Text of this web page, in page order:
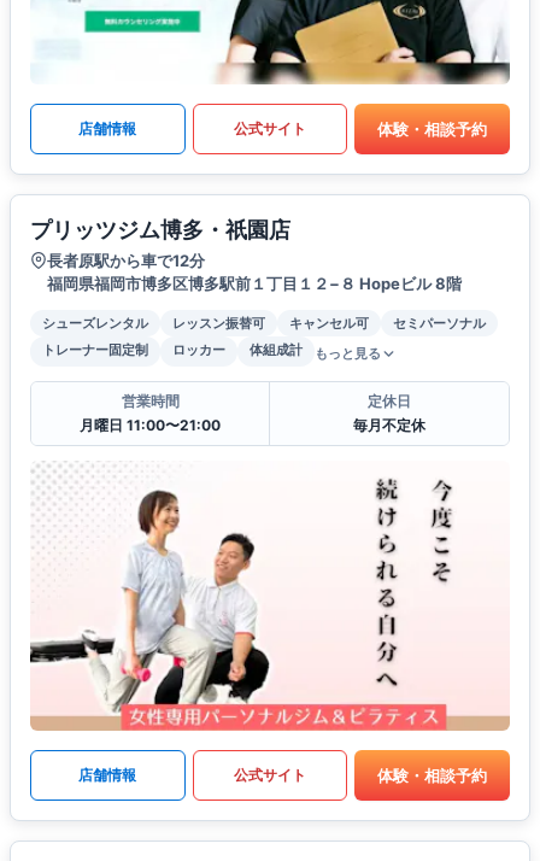
店舗情報 公式サイト 体験・相談予約
プリッツジム博多・祇園店
長者原駅から車で12分
福岡県福岡市博多区博多駅前１丁目１２−８ Hopeビル 8階
シューズレンタル レッスン振替可 キャンセル可
セミパーソナル
トレーナー固定制
ロッカー 体組成計 もっと見る
営業時間
月曜日 11:00〜21:00
定休日
毎月不定休
店舗情報 公式サイト 体験・相談予約